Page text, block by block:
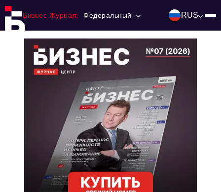
Бизнес Журнал: Федеральный RUS
Ниши и рынки